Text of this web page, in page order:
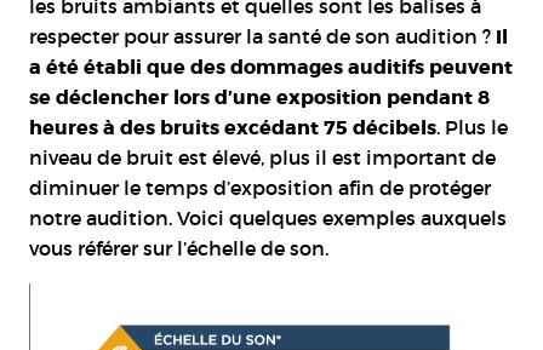
les bruits ambiants et quelles sont les balises à
respecter pour assurer la santé de son audition ? Il
a été établi que des dommages auditifs peuvent
se déclencher lors d’une exposition pendant 8
heures à des bruits excédant 75 décibels. Plus le
niveau de bruit est élevé, plus il est important de
diminuer le temps d’exposition afin de protéger
notre audition. Voici quelques exemples auxquels
vous référer sur l’échelle de son.